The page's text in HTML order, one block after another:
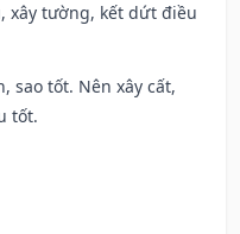
xây tường, kết dứt điều
sao tốt. Nên xây cất,
tốt.